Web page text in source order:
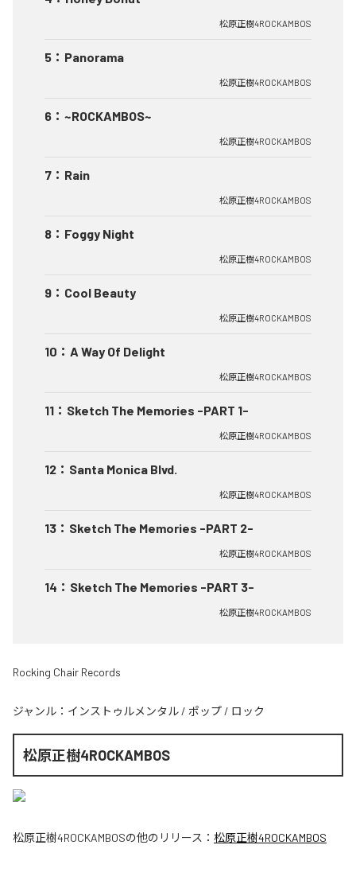
松原正樹4ROCKAMBOS
5 ： Panorama
松原正樹4ROCKAMBOS
6 ： ~ROCKAMBOS~
松原正樹4ROCKAMBOS
7 ： Rain
松原正樹4ROCKAMBOS
8 ： Foggy Night
松原正樹4ROCKAMBOS
9 ： Cool Beauty
松原正樹4ROCKAMBOS
10 ： A Way Of Delight
松原正樹4ROCKAMBOS
11 ： Sketch The Memories -PART 1-
松原正樹4ROCKAMBOS
12 ： Santa Monica Blvd.
松原正樹4ROCKAMBOS
13 ： Sketch The Memories -PART 2-
松原正樹4ROCKAMBOS
14 ： Sketch The Memories -PART 3-
松原正樹4ROCKAMBOS
Rocking Chair Records
ジャンル： インストゥルメンタル / ポップ / ロック
松原正樹4ROCKAMBOS
松原正樹4ROCKAMBOSの他のリリース： 松原正樹4ROCKAMBOS